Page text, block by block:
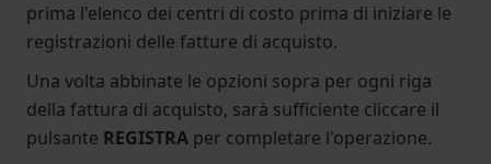
prima l'elenco dei centri di costo prima di iniziare le
registrazioni delle fatture di acquisto.
Una volta abbinate le opzioni sopra per ogni riga
della fattura di acquisto, sarà sufficiente cliccare il
pulsante REGISTRA per completare l'operazione.